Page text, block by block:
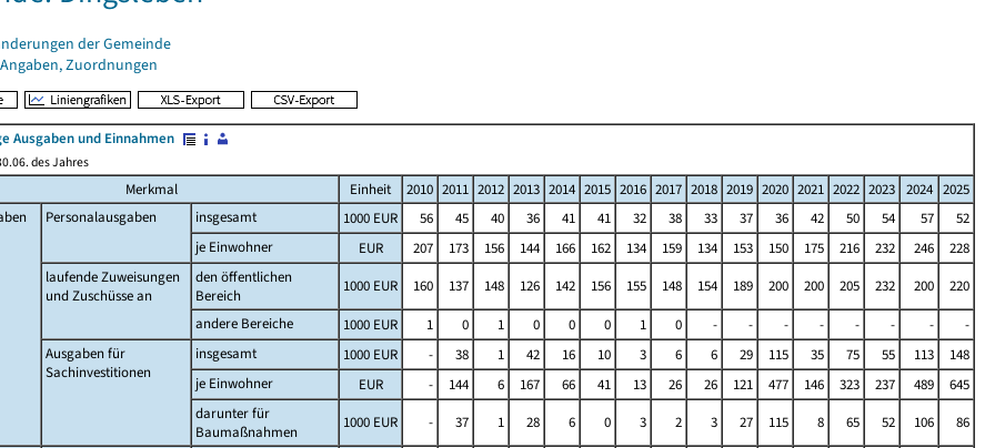
der Gemeinde
Zuordnungen
Ausgaben und Einnahmen
des Jahres
Merkmal Einheit 2010 2011 2012 2013 2014 2015 2016 2017 2018 2019 2020 2021 2022 2023 2024 2025
Personalausgaben insgesamt 1000 EUR 56 45 40 36 41 41 32 38 33 37 36 42 50 54 57
52
je Einwohner
EUR 207 173 156 144 166 162 134 159 134 153 150 175 216 232 246
228
laufende Zuweisungen
und Zuschüsse an
den öffentlichen
Bereich
1000 EUR 160 137 148 126 142 156 155 148 154 189 200 200 205 232 200
220
andere Bereiche
1000 EUR 1 0 1 0 0 0 1 0 - - - - - - -
-
Ausgaben für
Sachinvestitionen
insgesamt 1000 EUR - 38 1 42 16 10 3 6 6 29 115 35 75 55 113
148
je Einwohner
EUR - 144 6 167 66 41 13 26 26 121 477 146 323 237 489
645
darunter für
Baumaßnahmen
1000 EUR - 37 1 28 6 0 3 2 3 27 115 8 65 52 106
86